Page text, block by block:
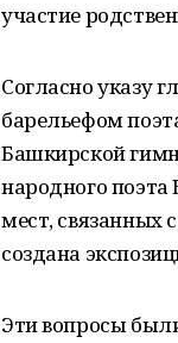
участие
Согласно указу
барельефом
Башкирской
народного
мест, связанных
создана
Эти вопросы